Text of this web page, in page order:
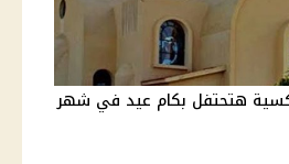
هتحتفل بكام عيد في شهر